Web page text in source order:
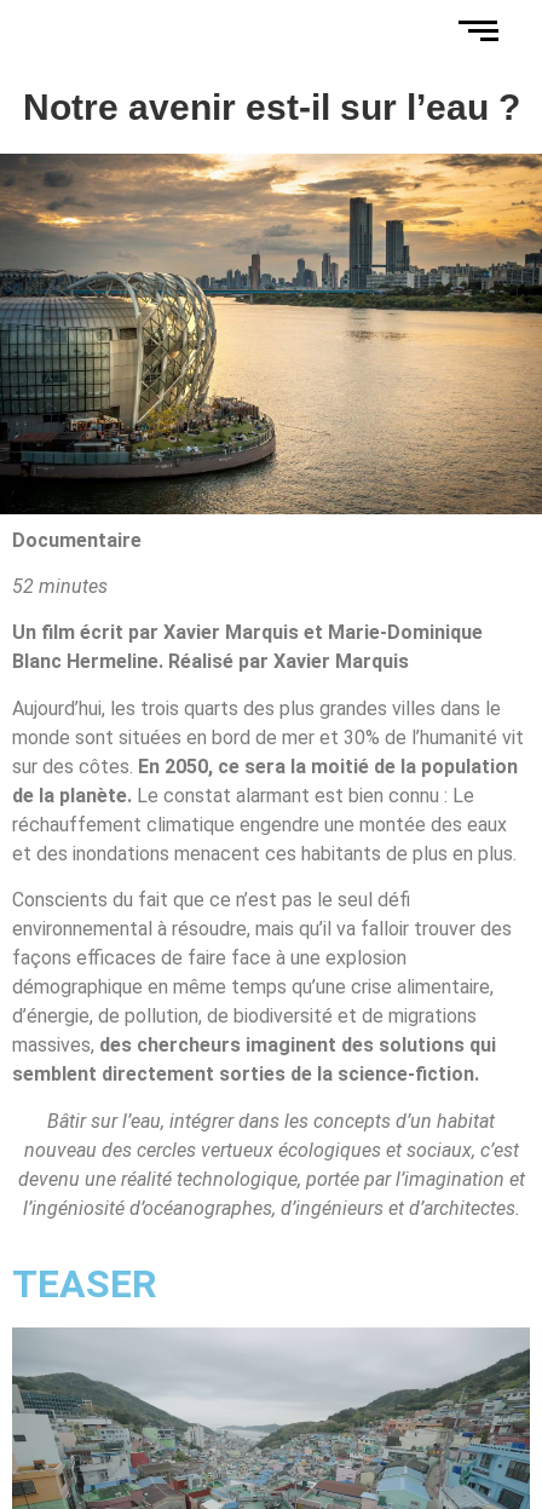
Notre avenir est-il sur l’eau ?
Documentaire
52 minutes
Un film écrit par Xavier Marquis et Marie-Dominique
Blanc Hermeline. Réalisé par Xavier Marquis
Aujourd’hui, les trois quarts des plus grandes villes dans le
monde sont situées en bord de mer et 30% de l’humanité vit
sur des côtes. En 2050, ce sera la moitié de la population
de la planète. Le constat alarmant est bien connu : Le
réchauffement climatique engendre une montée des eaux
et des inondations menacent ces habitants de plus en plus.
Conscients du fait que ce n’est pas le seul défi
environnemental à résoudre, mais qu’il va falloir trouver des
façons efficaces de faire face à une explosion
démographique en même temps qu’une crise alimentaire,
d’énergie, de pollution, de biodiversité et de migrations
massives, des chercheurs imaginent des solutions qui
semblent directement sorties de la science-fiction.
Bâtir sur l’eau, intégrer dans les concepts d’un habitat
nouveau des cercles vertueux écologiques et sociaux, c’est
devenu une réalité technologique, portée par l’imagination et
l’ingéniosité d’océanographes, d’ingénieurs et d’architectes.
TEASER